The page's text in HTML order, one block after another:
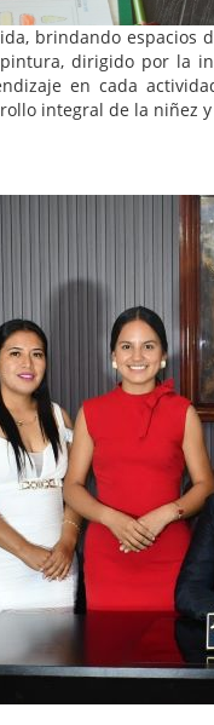
brindando
dirigido por la
en cada
integral de la niñez